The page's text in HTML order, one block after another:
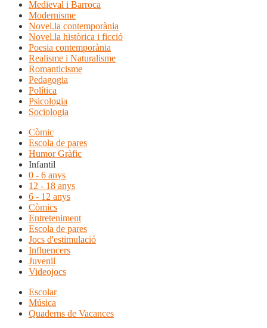
Medieval i Barroca
Modernisme
Novel.la contemporània
Novel.la històrica i ficció
Poesia contemporània
Realisme i Naturalisme
Romanticisme
Pedagogia
Política
Psicologia
Sociologia
Còmic
Escola de pares
Humor Gràfic
Infantil
0 - 6 anys
12 - 18 anys
6 - 12 anys
Còmics
Entreteniment
Escola de pares
Jocs d'estimulació
Influencers
Juvenil
Videojocs
Escolar
Música
Quaderns de Vacances